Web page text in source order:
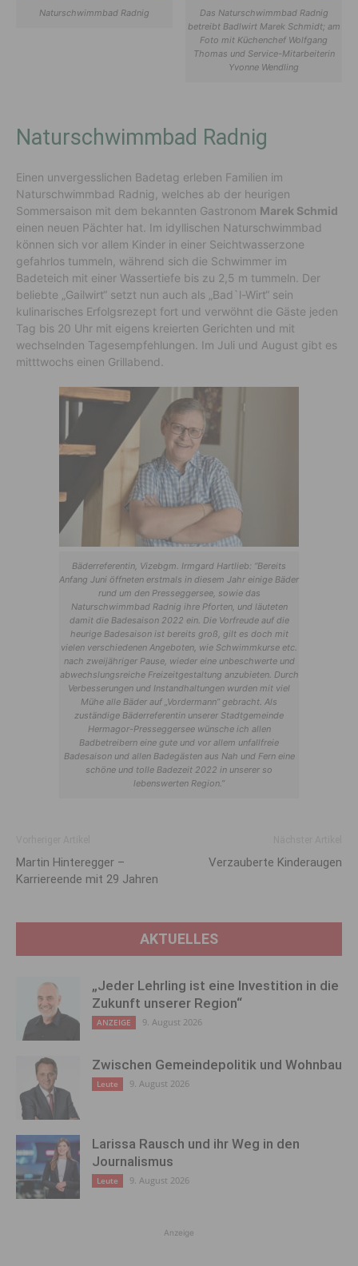
Naturschwimmbad Radnig
Das Naturschwimmbad Radnig
betreibt Badlwirt Marek Schmidt; am
Foto mit Küchenchef Wolfgang
Thomas und Service-Mitarbeiterin
Yvonne Wendling
Naturschwimmbad Radnig
Einen unvergesslichen Badetag erleben Familien im
Naturschwimmbad Radnig, welches ab der heurigen
Sommersaison mit dem bekannten Gastronom Marek Schmid
einen neuen Pächter hat. Im idyllischen Naturschwimmbad
können sich vor allem Kinder in einer Seichtwasserzone
gefahrlos tummeln, während sich die Schwimmer im
Badeteich mit einer Wassertiefe bis zu 2,5 m tummeln. Der
beliebte „Gailwirt“ setzt nun auch als „Bad`l-Wirt“ sein
kulinarisches Erfolgsrezept fort und verwöhnt die Gäste jeden
Tag bis 20 Uhr mit eigens kreierten Gerichten und mit
wechselnden Tagesempfehlungen. Im Juli und August gibt es
mitttwochs einen Grillabend.
Bäderreferentin, Vizebgm. Irmgard Hartlieb: “Bereits
Anfang Juni öffneten erstmals in diesem Jahr einige Bäder
rund um den Presseggersee, sowie das
Naturschwimmbad Radnig ihre Pforten, und läuteten
damit die Badesaison 2022 ein. Die Vorfreude auf die
heurige Badesaison ist bereits groß, gilt es doch mit
vielen verschiedenen Angeboten, wie Schwimmkurse etc.
nach zweijähriger Pause, wieder eine unbeschwerte und
abwechslungsreiche Freizeitgestaltung anzubieten. Durch
Verbesserungen und Instandhaltungen wurden mit viel
Mühe alle Bäder auf „Vordermann” gebracht. Als
zuständige Bäderreferentin unserer Stadtgemeinde
Hermagor-Presseggersee wünsche ich allen
Badbetreibern eine gute und vor allem unfallfreie
Badesaison und allen Badegästen aus Nah und Fern eine
schöne und tolle Badezeit 2022 in unserer so
lebenswerten Region.”
Martin Hinteregger –
Karriereende mit 29 Jahren
Verzauberte Kinderaugen
AKTUELLES
„Jeder Lehrling ist eine Investition in die
Zukunft unserer Region“
ANZEIGE 9. August 2026
Zwischen Gemeindepolitik und Wohnbau
Leute 9. August 2026
Larissa Rausch und ihr Weg in den
Journalismus
Leute 9. August 2026
Anzeige